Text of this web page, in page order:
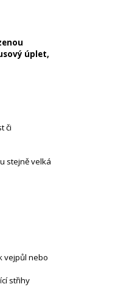
úplet,
či
stejně velká
vejpůl nebo
střihy